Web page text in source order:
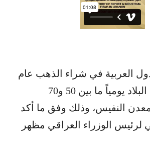
العربية في شراء الذهب عام
2024، إذ تستورد البلاد يومياً ما بين 50 و70
النفيس، وذلك وفق ما أكد
لرئيس الوزراء العراقي مظهر